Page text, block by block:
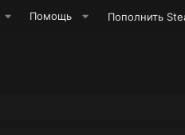
Помощь Пополнить